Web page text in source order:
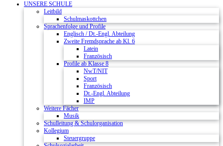
UNSERE SCHULE
Leitbild
Schulmaskottchen
Sprachenfolge und Profile
Englisch / Dt.-Engl. Abteilung
Zweite Fremdsprache ab Kl. 6
Latein
Französisch
Profile ab Klasse 8
NwT/NIT
Sport
Französisch
Dt.-Engl. Abteilung
IMP
Weitere Fächer
Musik
Schulleitung & Schulorganisation
Kollegium
Steuergruppe